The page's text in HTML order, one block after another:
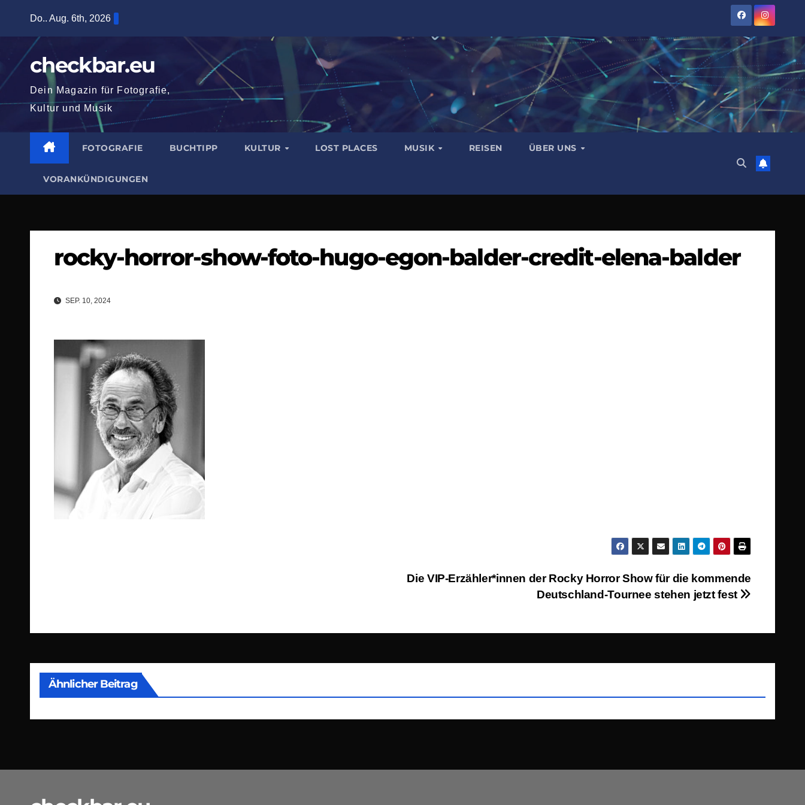
springen
Do.. Aug. 6th, 2026
checkbar.eu
Dein Magazin für Fotografie,
Kultur und Musik
FOTOGRAFIE BUCHTIPP KULTUR LOST PLACES MUSIK REISEN ÜBER UNS
VORANKÜNDIGUNGEN
rocky-horror-show-foto-hugo-egon-balder-credit-elena-balder
SEP. 10, 2024
Die VIP-Erzähler*innen der Rocky Horror Show für die kommende
Deutschland-Tournee stehen jetzt fest
Ähnlicher Beitrag